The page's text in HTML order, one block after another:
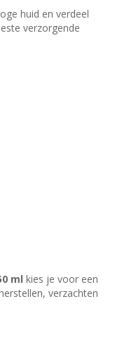
huid en verdeel
verzorgende
ml kies je voor een
verzachten